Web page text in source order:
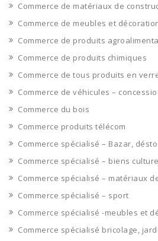
Commerce de matériaux de
Commerce de meubles et
Commerce de produits
Commerce de produits chimiques
Commerce de tous produits en
Commerce de véhicules –
Commerce du bois
Commerce produits télécom
Commerce spécialisé – Bazar,
Commerce spécialisé – biens
Commerce spécialisé – matériaux
Commerce spécialisé – sport
Commerce spécialisé -meubles et
Commerce spécialisé bricolage,